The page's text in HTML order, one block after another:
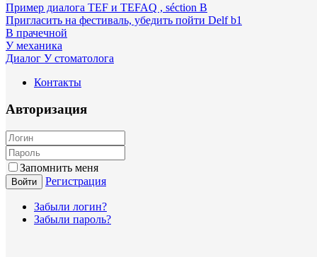
Пример диалога TEF и TEFAQ , séction B
Пригласить на фестиваль, убедить пойти Delf b1
В прачечной
У механика
Диалог У стоматолога
Контакты
Авторизация
Запомнить меня
Войти Регистрация
Забыли логин?
Забыли пароль?